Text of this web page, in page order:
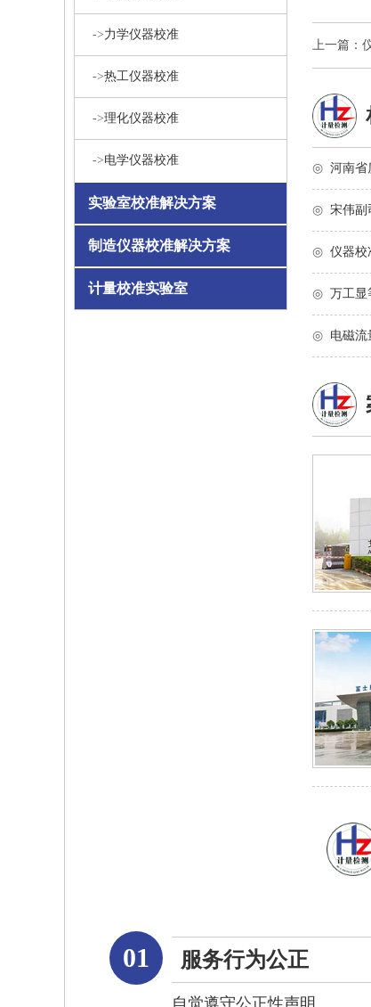
->力学仪器校准
->热工仪器校准
->理化仪器校准
->电学仪器校准
实验室校准解决方案
制造仪器校准解决方案
计量校准实验室
上一篇：
◎ 河南省
◎ 宋伟副
◎ 仪器校
◎ 万工显
◎ 电磁流
01 服务行为公正
自觉遵守公正性声明